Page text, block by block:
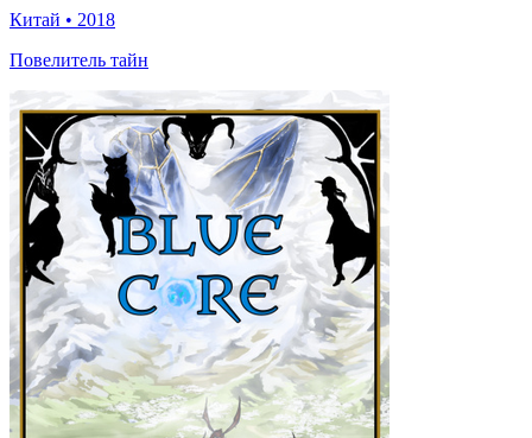
Китай • 2018
Повелитель тайн